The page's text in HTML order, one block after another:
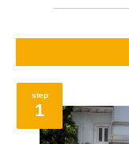
step
1